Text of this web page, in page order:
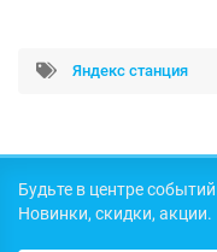
Яндекс станция
Будьте в центре
Новинки, скидки, акции.